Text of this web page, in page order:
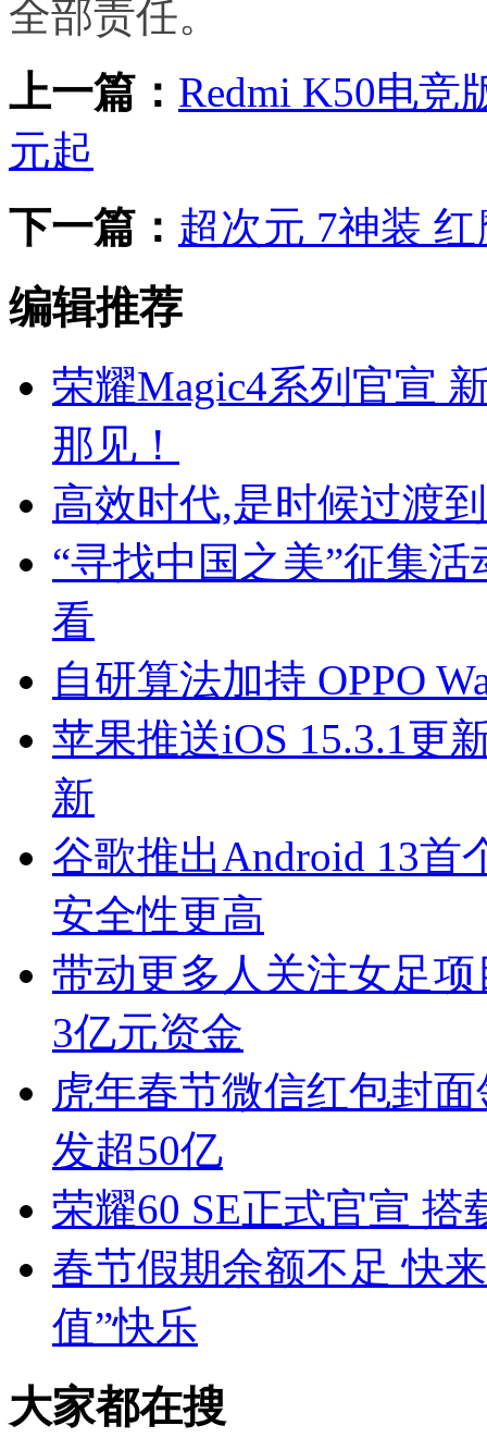
全部责任。
上一篇： Redmi K50电竞
元起
下一篇： 超次元 7神装
编辑推荐
荣耀Magic4系列官宣
那见！
高效时代,是时候过渡
“寻找中国之美”征集
看
自研算法加持 OPPO
苹果推送iOS 15.3.1更
新
谷歌推出Android 13首
安全性更高
带动更多人关注女足
3亿元资金
虎年春节微信红包封
发超50亿
荣耀60 SE正式官宣 搭
春节假期余额不足 快
值”快乐
大家都在搜